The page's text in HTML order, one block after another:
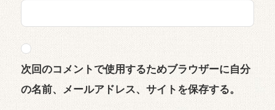
次回のコメントで使用するためブラウザーに自分
の名前、メールアドレス、サイトを保存する。